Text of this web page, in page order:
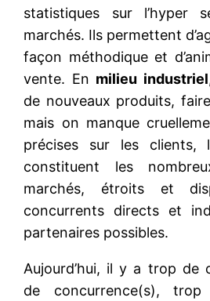
statistiques sur l’hyper
marchés. Ils permettent
façon méthodique et
vente. En milieu industriel
de nouveaux produits,
mais on manque
précises sur les clients,
constituent les
marchés, étroits et
concurrents directs et
partenaires possibles.
Aujourd’hui, il y a trop de
de concurrence(s),